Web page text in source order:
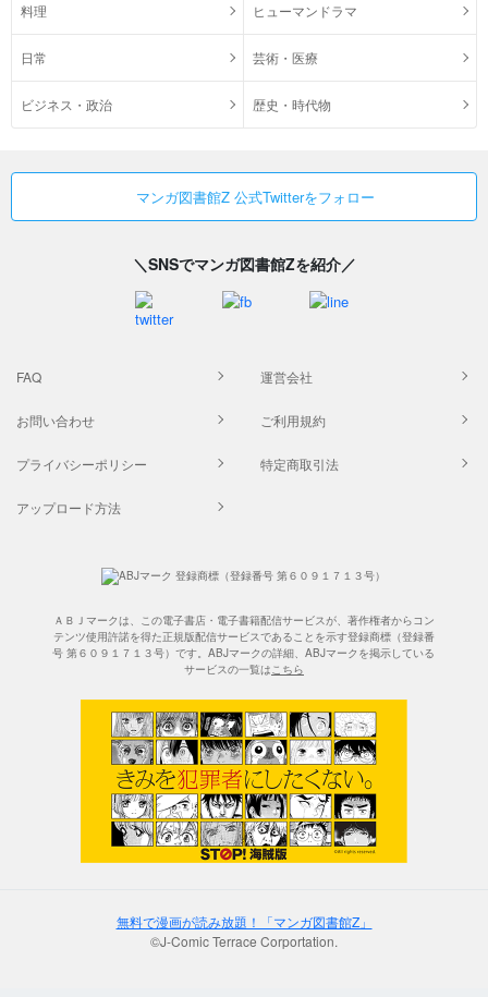
料理 ヒューマンドラマ
日常 芸術・医療
ビジネス・政治 歴史・時代物
マンガ図書館Z 公式Twitterをフォロー
＼SNSでマンガ図書館Zを紹介／
FAQ 運営会社
お問い合わせ ご利用規約
プライバシーポリシー 特定商取引法
アップロード方法
ＡＢＪマークは、この電子書店・電子書籍配信サービスが、著作権者からコン
テンツ使用許諾を得た正規版配信サービスであることを示す登録商標（登録番
号 第６０９１７１３号）です。ABJマークの詳細、ABJマークを掲示している
サービスの一覧はこちら
無料で漫画が読み放題！「マンガ図書館Z」
©J-Comic Terrace Corportation.